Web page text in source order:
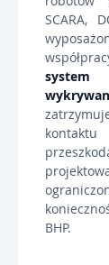
SCARA,
system
BHP.